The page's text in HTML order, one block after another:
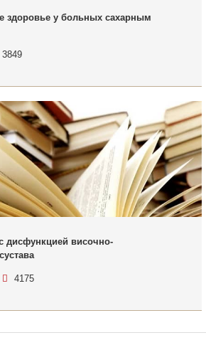
здоровье у больных сахарным
3849
дисфункцией височно-
4175